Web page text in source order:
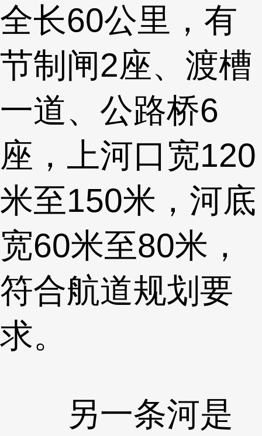
全长60公里，有
节制闸2座、渡槽
一道、公路桥6
座，上河口宽120
米至150米，河底
宽60米至80米，
符合航道规划要
求。
另一条河是